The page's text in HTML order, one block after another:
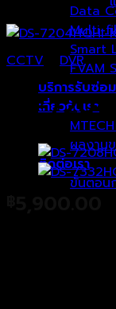
Data
Multi-
Smart
FVAM
บริการรับซ่อ
เกี่ยวกับเรา
ผลงาน
ติดต่อเรา
ขั้นตอน
CCTV DVR
DS-